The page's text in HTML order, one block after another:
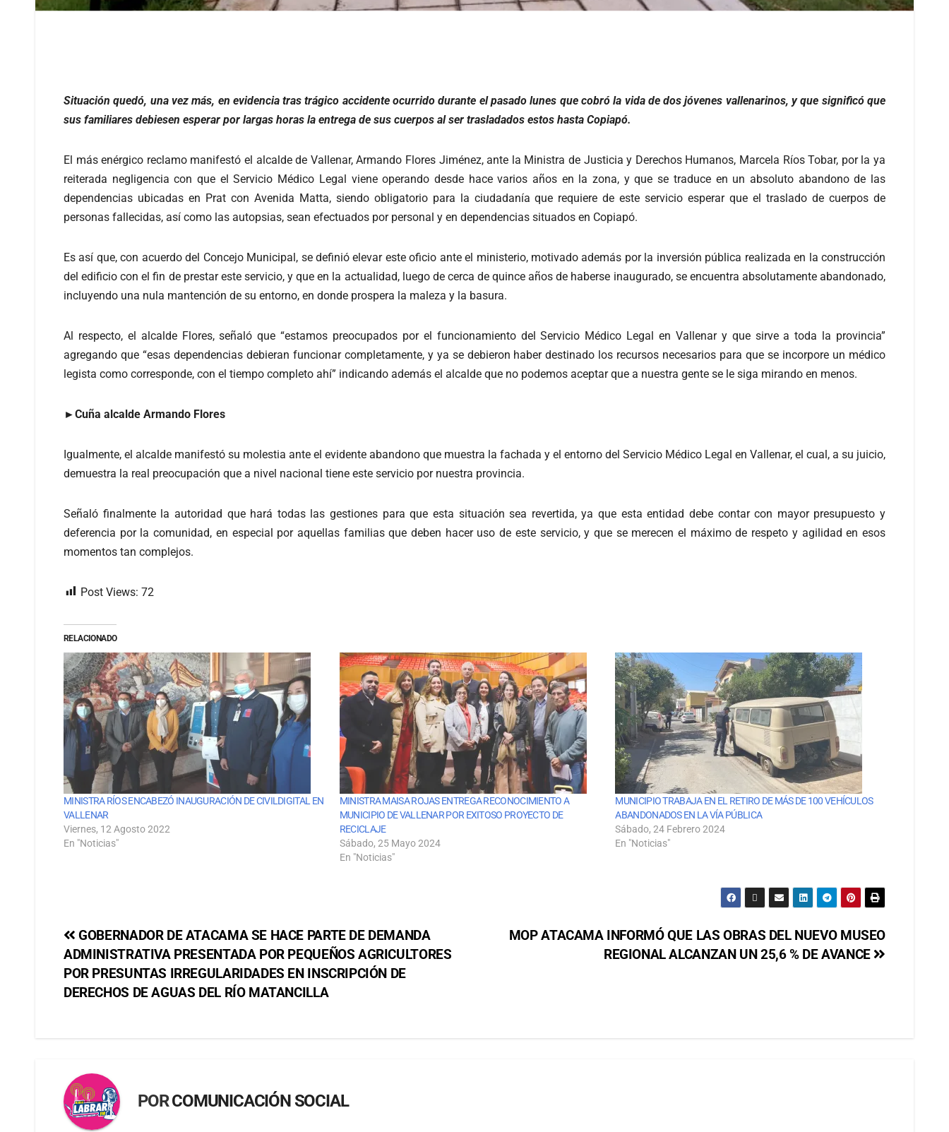
Situación quedó, una vez más, en evidencia tras trágico accidente ocurrido durante el pasado lunes que cobró la vida de dos jóvenes vallenarinos, y que significó que
sus familiares debiesen esperar por largas horas la entrega de sus cuerpos al ser trasladados estos hasta Copiapó.
El más enérgico reclamo manifestó el alcalde de Vallenar, Armando Flores Jiménez, ante la Ministra de Justicia y Derechos Humanos, Marcela Ríos Tobar, por la ya
reiterada negligencia con que el Servicio Médico Legal viene operando desde hace varios años en la zona, y que se traduce en un absoluto abandono de las
dependencias ubicadas en Prat con Avenida Matta, siendo obligatorio para la ciudadanía que requiere de este servicio esperar que el traslado de cuerpos de
personas fallecidas, así como las autopsias, sean efectuados por personal y en dependencias situados en Copiapó.
Es así que, con acuerdo del Concejo Municipal, se definió elevar este oficio ante el ministerio, motivado además por la inversión pública realizada en la construcción
del edificio con el fin de prestar este servicio, y que en la actualidad, luego de cerca de quince años de haberse inaugurado, se encuentra absolutamente abandonado,
incluyendo una nula mantención de su entorno, en donde prospera la maleza y la basura.
Al respecto, el alcalde Flores, señaló que “estamos preocupados por el funcionamiento del Servicio Médico Legal en Vallenar y que sirve a toda la provincia”
agregando que “esas dependencias debieran funcionar completamente, y ya se debieron haber destinado los recursos necesarios para que se incorpore un médico
legista como corresponde, con el tiempo completo ahí” indicando además el alcalde que no podemos aceptar que a nuestra gente se le siga mirando en menos.
►Cuña alcalde Armando Flores
Igualmente, el alcalde manifestó su molestia ante el evidente abandono que muestra la fachada y el entorno del Servicio Médico Legal en Vallenar, el cual, a su juicio,
demuestra la real preocupación que a nivel nacional tiene este servicio por nuestra provincia.
Señaló finalmente la autoridad que hará todas las gestiones para que esta situación sea revertida, ya que esta entidad debe contar con mayor presupuesto y
deferencia por la comunidad, en especial por aquellas familias que deben hacer uso de este servicio, y que se merecen el máximo de respeto y agilidad en esos
momentos tan complejos.
Post Views: 72
RELACIONADO
MINISTRA RÍOS ENCABEZÓ INAUGURACIÓN DE CIVILDIGITAL EN
VALLENAR
Viernes, 12 Agosto 2022
En "Noticias"
MINISTRA MAISA ROJAS ENTREGA RECONOCIMIENTO A
MUNICIPIO DE VALLENAR POR EXITOSO PROYECTO DE
RECICLAJE
Sábado, 25 Mayo 2024
En "Noticias"
MUNICIPIO TRABAJA EN EL RETIRO DE MÁS DE 100 VEHÍCULOS
ABANDONADOS EN LA VÍA PÚBLICA
Sábado, 24 Febrero 2024
En "Noticias"
MOP ATACAMA INFORMÓ QUE LAS OBRAS DEL NUEVO MUSEO
REGIONAL ALCANZAN UN 25,6 % DE AVANCE
GOBERNADOR DE ATACAMA SE HACE PARTE DE DEMANDA
ADMINISTRATIVA PRESENTADA POR PEQUEÑOS AGRICULTORES
POR PRESUNTAS IRREGULARIDADES EN INSCRIPCIÓN DE
DERECHOS DE AGUAS DEL RÍO MATANCILLA
PORCOMUNICACIÓN SOCIAL